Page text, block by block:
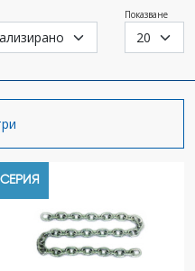
Показване
СЕРИЯ